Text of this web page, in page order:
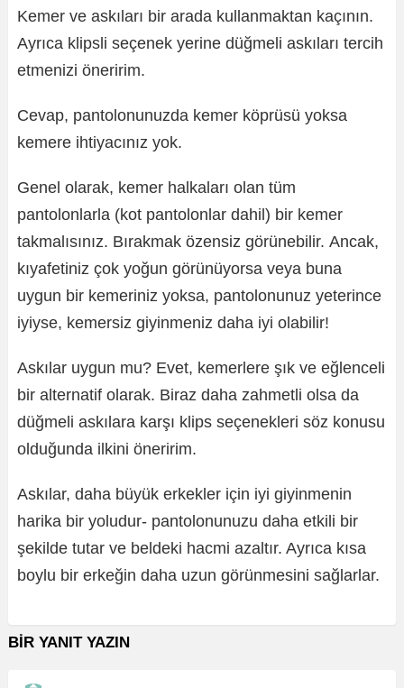
Kemer ve askıları bir arada kullanmaktan kaçının.
Ayrıca klipsli seçenek yerine düğmeli askıları tercih
etmenizi öneririm.
Cevap, pantolonunuzda kemer köprüsü yoksa
kemere ihtiyacınız yok.
Genel olarak, kemer halkaları olan tüm
pantolonlarla (kot pantolonlar dahil) bir kemer
takmalısınız. Bırakmak özensiz görünebilir. Ancak,
kıyafetiniz çok yoğun görünüyorsa veya buna
uygun bir kemeriniz yoksa, pantolonunuz yeterince
iyiyse, kemersiz giyinmeniz daha iyi olabilir!
Askılar uygun mu? Evet, kemerlere şık ve eğlenceli
bir alternatif olarak. Biraz daha zahmetli olsa da
düğmeli askılara karşı klips seçenekleri söz konusu
olduğunda ilkini öneririm.
Askılar, daha büyük erkekler için iyi giyinmenin
harika bir yoludur- pantolonunuzu daha etkili bir
şekilde tutar ve beldeki hacmi azaltır. Ayrıca kısa
boylu bir erkeğin daha uzun görünmesini sağlarlar.
BIR YANIT YAZIN